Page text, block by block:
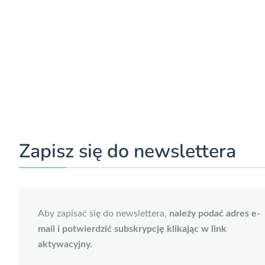
Zapisz się do newslettera
Aby zapisać się do newslettera, należy podać adres e-
mail i potwierdzić subskrypcję klikając w link
aktywacyjny.